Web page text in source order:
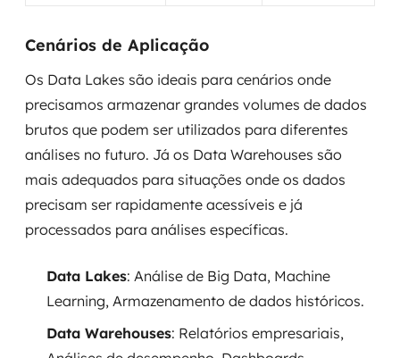
Cenários de Aplicação
Os Data Lakes são ideais para cenários onde
precisamos armazenar grandes volumes de dados
brutos que podem ser utilizados para diferentes
análises no futuro. Já os Data Warehouses são
mais adequados para situações onde os dados
precisam ser rapidamente acessíveis e já
processados para análises específicas.
Data Lakes: Análise de Big Data, Machine
Learning, Armazenamento de dados históricos.
Data Warehouses: Relatórios empresariais,